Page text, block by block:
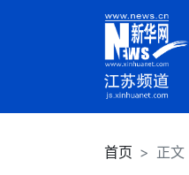
首页 正文